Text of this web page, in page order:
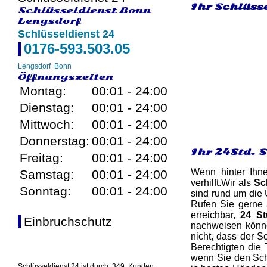
Schlüsseldienst Bonn
Lengsdorf
Schlüsseldienst 24
0176-593.503.05
Lengsdorf Bonn
Öffnungszeiten
Montag:
00:01 - 24:00
Dienstag:
00:01 - 24:00
Mittwoch:
00:01 - 24:00
Donnerstag: 00:01 - 24:00
Freitag:
00:01 - 24:00
Samstag:
00:01 - 24:00
Sonntag:
00:01 - 24:00
Einbruchschutz
Ihr
Ihr 24Std.
Wenn hinter
verhilft.Wir als
sind rund um die
Rufen Sie
erreichbar,24
nachweisen
nicht, dass der
Berechtigten die
wenn Sie den